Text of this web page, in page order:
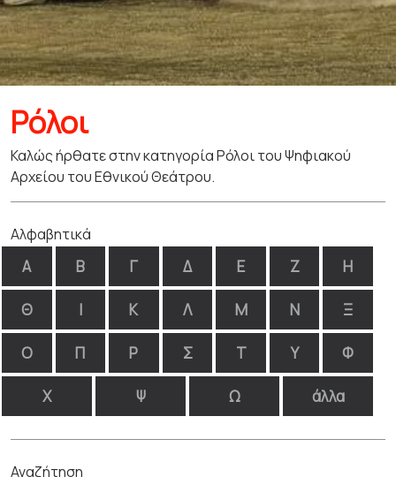
Ρόλοι
Καλώς ήρθατε στην κατηγορία Ρόλοι του Ψηφιακού
Αρχείου του Εθνικού Θεάτρου.
Αλφαβητικά
Α Β Γ Δ Ε Ζ Η
Θ Ι Κ Λ Μ Ν Ξ
Ο Π Ρ Σ Τ Υ Φ
Χ Ψ Ω άλλα
Αναζήτηση